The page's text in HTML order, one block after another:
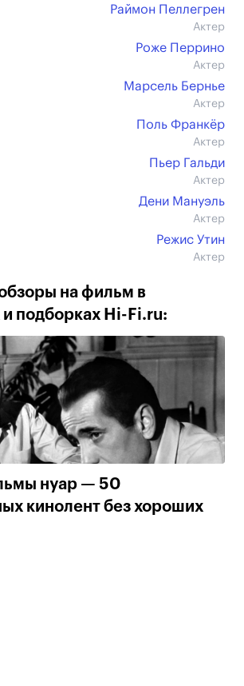
Раймон Пеллегрен
Актер
Роже Перрино
Актер
Марсель Бернье
Актер
Поль Франкёр
Актер
Пьер Гальди
Актер
Дени Мануэль
Актер
Режис Утин
Актер
на фильм в
подборках Hi-Fi.ru:
нуар — 50
кинолент без хороших